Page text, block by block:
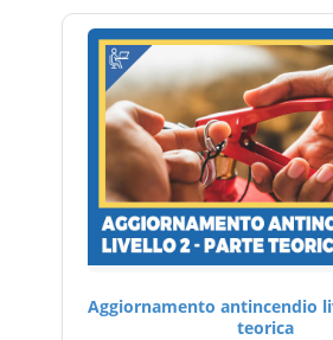
Aggiornamento antincendio
teorica